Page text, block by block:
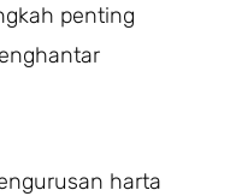
penting
harta